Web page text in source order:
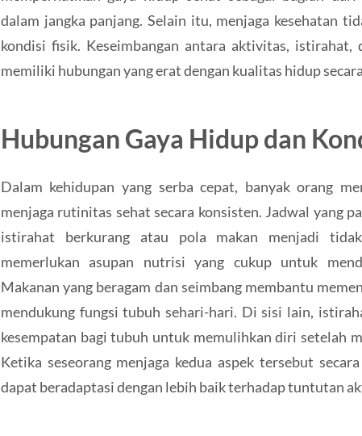
dalam jangka panjang. Selain itu, menjaga kesehatan
kondisi fisik. Keseimbangan antara aktivitas, istirahat,
memiliki hubungan yang erat dengan kualitas hidup
Hubungan Gaya Hidup dan
Dalam kehidupan yang serba cepat, banyak orang
menjaga rutinitas sehat secara konsisten. Jadwal yang
istirahat berkurang atau pola makan menjadi
memerlukan asupan nutrisi yang cukup untuk
Makanan yang beragam dan seimbang membantu
mendukung fungsi tubuh sehari-hari. Di sisi lain,
kesempatan bagi tubuh untuk memulihkan diri setelah
Ketika seseorang menjaga kedua aspek tersebut
dapat beradaptasi dengan lebih baik terhadap tuntutan